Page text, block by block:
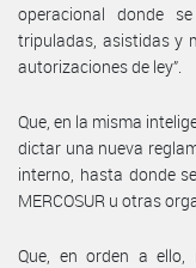
operacional donde
tripuladas, asistidas y
autorizaciones de ley”.
Que, en la misma
dictar una nueva
interno, hasta donde
MERCOSUR u otras
Que, en orden a ello,